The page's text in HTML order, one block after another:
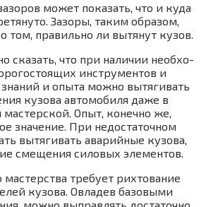
может пока­зать, что и куда
Зазо­ры, таким обра­зом,
пра­виль­но ли вытя­нут кузов.
ска­зать, что при нали­чии необ­хо­
инстру­мен­тов и
и опы­та мож­но вытя­ги­вать
кузо­ва авто­мо­би­ля даже в
Опыт, конеч­но же,
зна­че­ние. При недо­ста­точ­ном
вытя­ги­вать ава­рий­ные кузо­ва,
сме­ще­ния сило­вых элементов.
тре­бу­ет рих­то­ва­ние
кузо­ва. Овла­дев базо­вы­ми